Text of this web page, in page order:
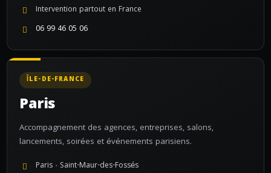
Intervention partout en France
06 99 46 05 06
ÎLE-DE-FRANCE
Paris
Accompagnement des agences, entreprises, salons,
lancements, soirées et événements parisiens.
Paris · Saint-Maur-des-Fossés